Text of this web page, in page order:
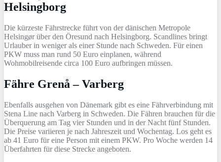
Helsingborg
Die kürzeste Fährstrecke führt von der dänischen Metropole
Helsingør über den Öresund nach Helsingborg. Scandlines bringt
Urlauber in weniger als einer Stunde nach Schweden. Für einen
PKW muss man rund 50 Euro einplanen, während
Wohmobilreisende circa 100 Euro aufbringen müssen.
Fähre Grenå – Varberg
Ebenfalls ausgehen von Dänemark gibt es eine Fährverbindung mit
Stena Line nach Varberg in Schweden. Die Fähren brauchen für die
Überquerung am Tag vier Stunden und in der Nacht fünf Stunden.
Die Preise variieren je nach Jahreszeit und Wochentag. Los geht es
ab 41 Euro für eine Person mit einem PKW. Pro Woche werden 14
Überfahrten für diese Strecke angeboten.